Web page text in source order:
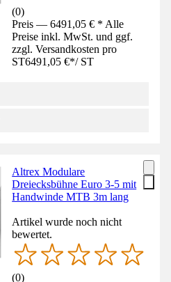
(0)
Preis — 6491,05 € * Alle
Preise inkl. MwSt. und ggf.
zzgl. Versandkosten pro
ST6491,05 €*/ ST
Altrex Modulare
Dreiecksbühne Euro 3-5 mit
Handwinde MTB 3m lang
Artikel wurde noch nicht
bewertet.
(0)